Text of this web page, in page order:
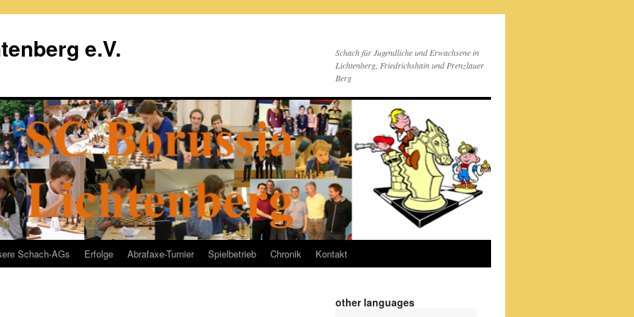
e.V.
Schach für Jugendliche und Erwachsene in
Lichtenberg, Friedrichshain und Prenzlauer
Berg
Schach-AGs Erfolge Abrafaxe-Turnier Spielbetrieb Chronik Kontakt
other languages